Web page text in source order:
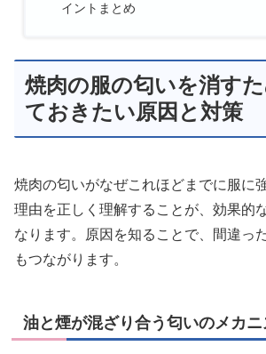
イントまとめ
焼肉の服の匂いを消す
ておきたい原因と対策
焼肉の匂いがなぜこれほどまでに服に
理由を正しく理解することが、効果的
なります。原因を知ることで、間違っ
もつながります。
油と煙が混ざり合う匂いのメカニ